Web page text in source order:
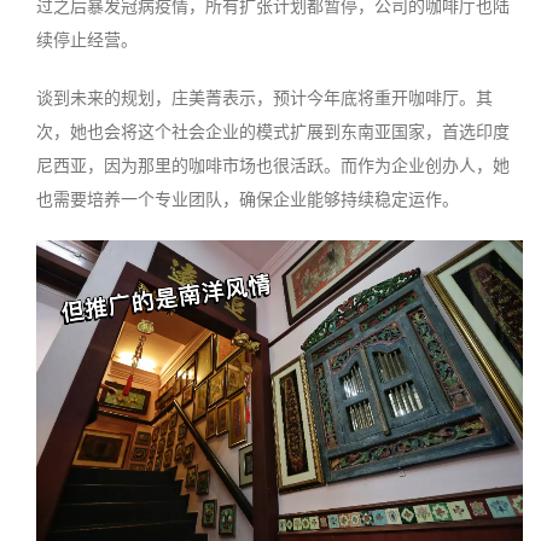
过之后暴发冠病疫情，所有扩张计划都暂停，公司的咖啡厅也陆
续停止经营。
谈到未来的规划，庄美菁表示，预计今年底将重开咖啡厅。其
次，她也会将这个社会企业的模式扩展到东南亚国家，首选印度
尼西亚，因为那里的咖啡市场也很活跃。而作为企业创办人，她
也需要培养一个专业团队，确保企业能够持续稳定运作。